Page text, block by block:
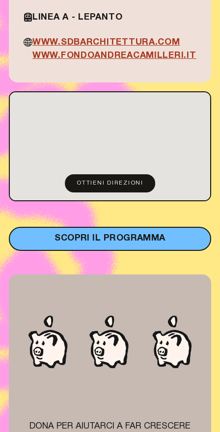
LINEA A - LEPANTO
WWW.SDBARCHITETTURA.COM
WWW.FONDOANDREACAMILLERI.IT
OTTIENI DIREZIONI
SCOPRI IL PROGRAMMA
DONA PER AIUTARCI A FAR CRESCERE